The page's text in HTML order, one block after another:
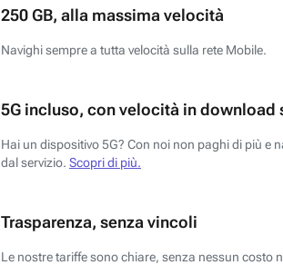
250 GB, alla massima velocità
Navighi sempre a tutta velocità sulla rete Mobile.
5G incluso, con velocità in download
Hai un dispositivo 5G? Con noi non paghi di più e
dal servizio. Scopri di più.
Trasparenza, senza vincoli
Le nostre tariffe sono chiare, senza nessun costo